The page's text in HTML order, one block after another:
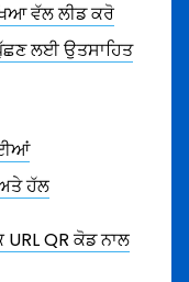
ਵੱਲ ਲੀਡ ਕਰੋ
ਲਈ ਉਤਸਾਹਿਤ
ਹੱਲ
QR ਕੋਡ ਨਾਲ